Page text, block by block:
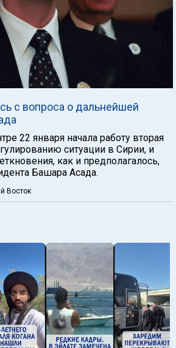
с вопроса о дальнейшей
22 января начала работу вторая
ситуации в Сирии, и
как и предполагалось,
Башара Асада.
Восток